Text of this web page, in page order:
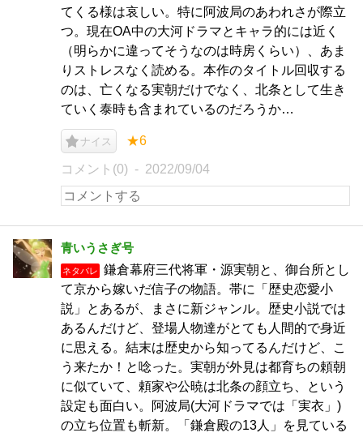
てくる様は哀しい。特に阿波局のあわれさが際立
つ。現在OA中の大河ドラマとキャラ的には近く
（明らかに違ってそうなのは時房くらい）、あま
りストレスなく読める。本作のタイトル回収する
のは、亡くなる実朝だけでなく、北条として生き
ていく泰時も含まれているのだろうか…
ナイス ★6
コメント(0) 2022/09/04
青いうさぎ号
ネタバレ
鎌倉幕府三代将軍・源実朝と、御台所とし
て京から嫁いだ信子の物語。帯に「歴史恋愛小
説」とあるが、まさに新ジャンル。歴史小説では
あるんだけど、登場人物達がとても人間的で身近
に思える。結末は歴史から知ってるんだけど、こ
う来たか！と唸った。実朝が外見は都育ちの頼朝
に似ていて、頼家や公暁は北条の顔立ち、という
設定も面白い。阿波局(大河ドラマでは「実衣」)
の立ち位置も斬新。「鎌倉殿の13人」を見ている